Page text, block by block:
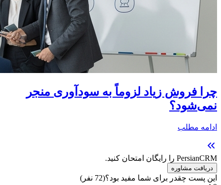
چرا فروش زیاد لزوماً به سودآوری منجر
نمی‌شود؟
ادامه مطلب
PersianCRM را رایگان امتحان کنید.
دریافت مشاوره
این پست چقدر برای شما مفید بود؟(
72 نفر)